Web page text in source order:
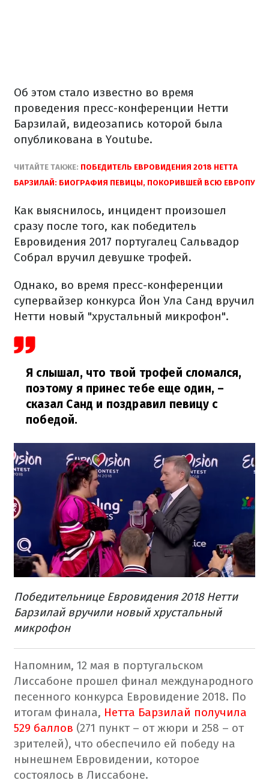
Об этом стало известно во время
проведения пресс-конференции Нетти
Барзилай, видеозапись которой была
опубликована в Youtube.
ЧИТАЙТЕ ТАКЖЕ: ПОБЕДИТЕЛЬ ЕВРОВИДЕНИЯ 2018 НЕТТА
БАРЗИЛАЙ: БИОГРАФИЯ ПЕВИЦЫ, ПОКОРИВШЕЙ ВСЮ ЕВРОПУ
Как выяснилось, инцидент произошел
сразу после того, как победитель
Евровидения 2017 португалец Сальвадор
Собрал вручил девушке трофей.
Однако, во время пресс-конференции
супервайзер конкурса Йон Ула Санд вручил
Нетти новый "хрустальный микрофон".
Я слышал, что твой трофей сломался,
поэтому я принес тебе еще один, –
сказал Санд и поздравил певицу с
победой.
Победительнице Евровидения 2018 Нетти
Барзилай вручили новый хрустальный
микрофон
Напомним, 12 мая в португальском
Лиссабоне прошел финал международного
песенного конкурса Евровидение 2018. По
итогам финала, Нетта Барзилай получила
529 баллов (271 пункт – от жюри и 258 – от
зрителей), что обеспечило ей победу на
нынешнем Евровидении, которое
состоялось в Лиссабоне.